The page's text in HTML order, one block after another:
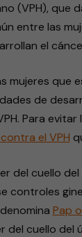
(VPH), que
entre las
el
mujeres que
de
Para
el VPH
del cuello
controles
Pap
del cuello